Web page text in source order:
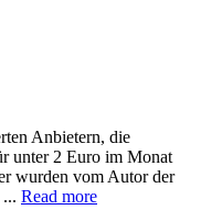
Anbietern, die
unter 2 Euro im Monat
wurden vom Autor der
Read more